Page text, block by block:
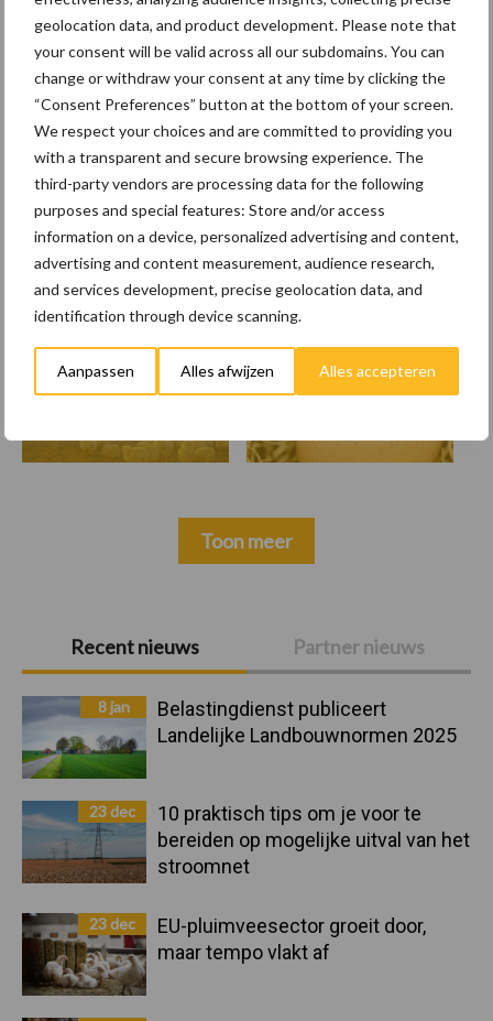
geolocation data, and product development. Please note that
your consent will be valid across all our subdomains. You can
change or withdraw your consent at any time by clicking the
“Consent Preferences” button at the bottom of your screen.
We respect your choices and are committed to providing you
with a transparent and secure browsing experience. The
third-party vendors are processing data for the following
purposes and special features: Store and/or access
information on a device, personalized advertising and content,
advertising and content measurement, audience research,
and services development, precise geolocation data, and
identification through device scanning.
Aanpassen Alles afwijzen Alles accepteren
Primaire
Sidebar
Recent nieuws Partner nieuws
8 jan
Belastingdienst publiceert
Landelijke Landbouwnormen 2025
23 dec
10 praktisch tips om je voor te
bereiden op mogelijke uitval van het
stroomnet
23 dec
EU-pluimveesector groeit door,
maar tempo vlakt af
EU-pluimveesector groeit
door, maar tempo vlakt af
Themapagina's
Wet en regelgeving Diergezondheid
Vleeskuikens Vermeerdering
Toon meer